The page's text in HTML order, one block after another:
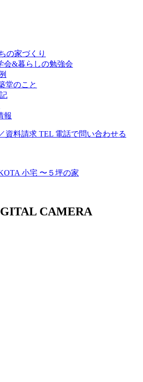
の家づくり
会&暮らしの勉強会
堂のこと
報
資料請求 TEL 電話で問い合わせる
小宅 〜５坪の家
CAMERA